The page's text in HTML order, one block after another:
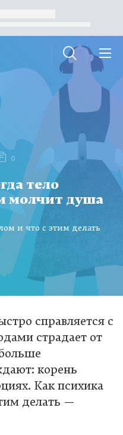
0
тело
молчит душа
и что с этим делать
справляется с
страдает от
корень
Как психика
делать —